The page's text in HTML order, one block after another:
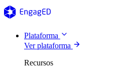
Plataforma
Ver plataforma
Recursos